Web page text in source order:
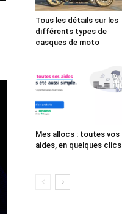
Tous les détails sur les
différents types de
casques de moto
Mes allocs : toutes vos
aides, en quelques clics